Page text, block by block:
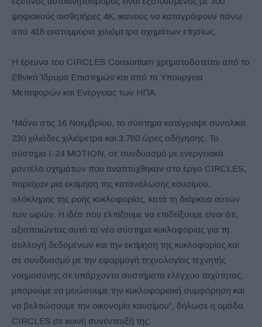
ψηφιακούς αισθητήρες 4Κ, ικανούς να καταγράφουν πάνω
από 418 εκατομμύρια χιλιόμετρα οχημάτων ετησίως.
Η έρευνα του CIRCLES Consortium χρηματοδοτείται από το
Εθνικό Ίδρυμα Επιστημών και από τα Υπουργεία
Μεταφορών και Ενέργειας των ΗΠΑ.
“Μόνο στις 16 Νοεμβρίου, το σύστημα κατέγραψε συνολικά
230 χιλιάδες χιλιόμετρα και 3.780 ώρες οδήγησης. Το
σύστημα I-24 MOTION, σε συνδυασμό με ενεργειακά
μοντέλα οχημάτων που αναπτύχθηκαν στο έργο CIRCLES,
παρείχαν μια εκτίμηση της κατανάλωσης καυσίμου,
ολόκληρης της ροής κυκλοφορίας, κατά τη διάρκεια αυτών
των ωρών. Η ιδέα που ελπίζουμε να επιδείξουμε είναι ότι,
αξιοποιώντας αυτό το νέο σύστημα κυκλοφορίας για τη
συλλογή δεδομένων και την εκτίμηση της κυκλοφορίας και
σε συνδυασμό με την εφαρμογή τεχνολογίας τεχνητής
νοημοσύνης σε υπάρχοντα συστήματα ελέγχου ταχύτητας,
μπορούμε να μειώσουμε την κυκλοφοριακή συμφόρηση και
να βελτιώσουμε την οικονομία καυσίμου”, δήλωσε η ομάδα
CIRCLES σε κοινή συνέντευξή της.